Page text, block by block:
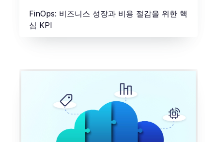
FinOps: 비즈니스 성장과 비용 절감을 위한 핵
심 KPI